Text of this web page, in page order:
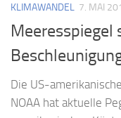
KLIMAWANDEL 7. MAI
Meeresspiegel
Die US-
NOAA hat aktuelle